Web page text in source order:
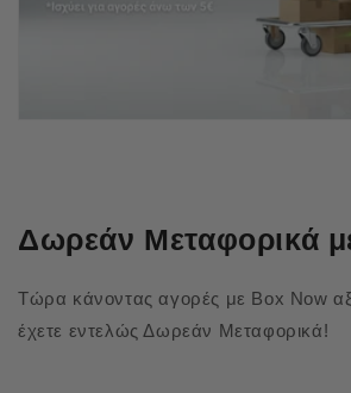
Δωρεάν Μεταφορικά
Τώρα κάνοντας αγορές με Box Now
έχετε εντελώς Δωρεάν Μεταφορικά!